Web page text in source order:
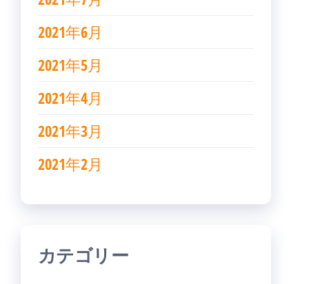
2021年6月
2021年5月
2021年4月
2021年3月
2021年2月
カテゴリー